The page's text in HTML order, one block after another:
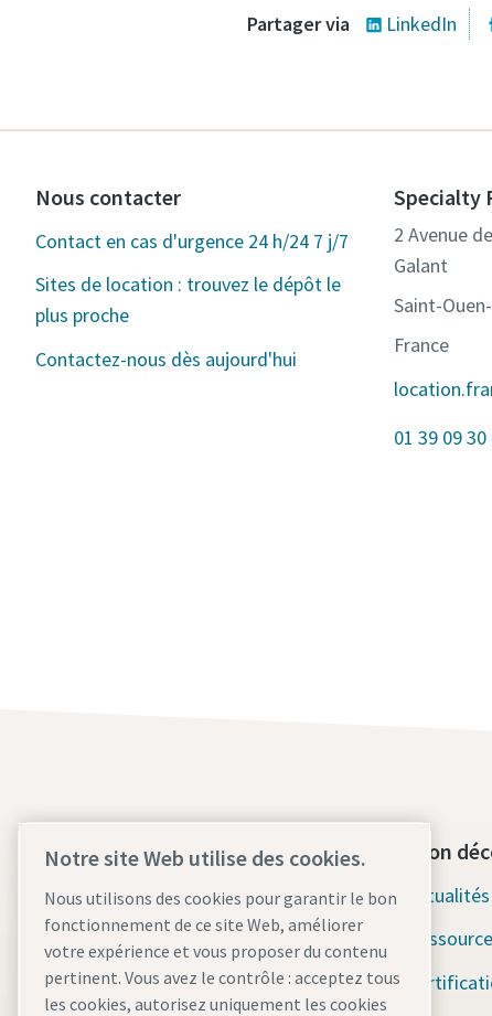
Partager via LinkedIn
Nous contacter
Contact en cas d'urgence 24 h/24 7 j/7
Sites de location : trouvez le dépôt le
plus proche
Contactez-nous dès aujourd'hui
Specialty
2 Avenue
Galant
Saint-
France
01 39 09 30
Contactez-nous dès aujourd'hui
Assistance d'urgence 24h/24 et
7j/7
Nos services
Section
Notre site Web utilise des cookies.
Nous utilisons des cookies pour garantir le bon
fonctionnement de ce site Web, améliorer
votre expérience et vous proposer du contenu
pertinent. Vous avez le contrôle : acceptez tous
les cookies, autorisez uniquement les cookies